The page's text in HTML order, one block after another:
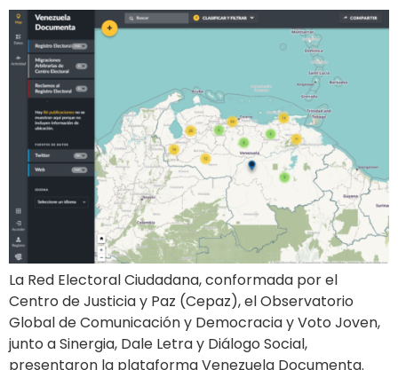
La Red Electoral Ciudadana, conformada por el
Centro de Justicia y Paz (Cepaz), el Observatorio
Global de Comunicación y Democracia y Voto Joven,
junto a Sinergia, Dale Letra y Diálogo Social,
presentaron la plataforma Venezuela Documenta.